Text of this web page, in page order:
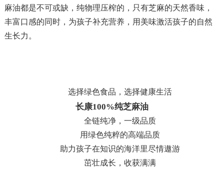
麻油都是不可或缺，纯物理压榨的，只有芝麻的天然香味，
丰富口感的同时，为孩子补充营养， 用美味激活孩子的自然
生长力。
选择绿色食品，选择健康生活
长康100%纯芝麻油
全链纯净，一级品质
用绿色纯粹的高端品质
助力孩子在知识的海洋里尽情遨游
茁壮成长，收获满满